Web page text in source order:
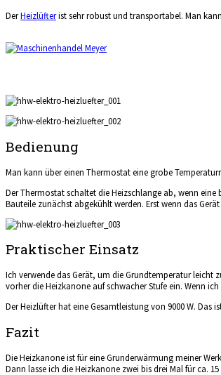
DerHeizlüfterist sehr robust und transportabel. Man
Bedienung
Man kann über einen Thermostat eine grobe
Der Thermostat schaltet die Heizschlange ab, wenn
Bauteile zunächst abgekühlt werden. Erst wenn das
Praktischer Einsatz
Ich verwende das Gerät, um die Grundtemperatur leicht
vorher die Heizkanone auf schwacher Stufe ein. Wenn
Der Heizlüfter hat eine Gesamtleistung von 9000 W.
Fazit
Die Heizkanone ist für eine Grunderwärmung meiner
Dann lasse ich die Heizkanone zwei bis drei Mal für ca.